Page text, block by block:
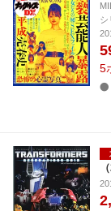
シ
5